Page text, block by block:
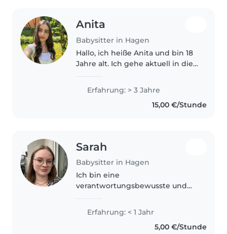
Anita
Babysitter in Hagen
Hallo, ich heiße Anita und bin 18
Jahre alt. Ich gehe aktuell in die
Familie und habe deswegen viel
Erfahrung mit kleinen..
Erfahrung: > 3 Jahre
15,00 €/Stunde
Sarah
Babysitter in Hagen
Ich bin eine
verantwortungsbewusste und
mit Kindern aller Altersgruppen
spielt und lernt. Ich mache
aktuell mein Abitur und bin
Erfahrung: < 1 Jahr
5,00 €/Stunde